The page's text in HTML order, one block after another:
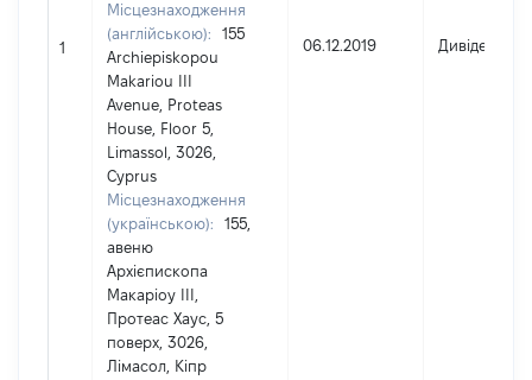
1
Місцезнаходження
(англійською):
155
Archiepiskopou
Makariou III
Avenue, Proteas
House, Floor 5,
Limassol, 3026,
Cyprus
Місцезнаходження
(українською):
155,
авеню
Архієпископа
Макаріоу ІІІ,
Протеас Хаус, 5
поверх, 3026,
Лімасол, Кіпр
06.12.2019 Дивіденди